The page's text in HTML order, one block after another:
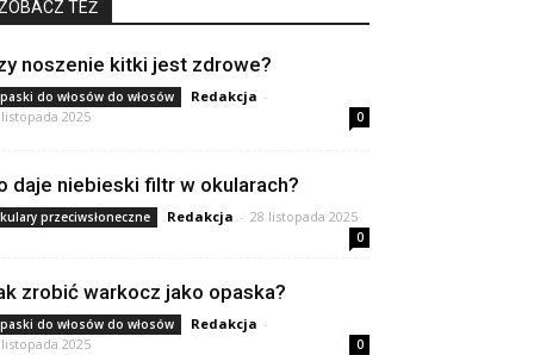
ZOBACZ TEŻ
noszenie kitki jest zdrowe?
do włosów do włosów Redakcja -
2025
0
daje niebieski filtr w okularach?
przeciwsłoneczne Redakcja - 28 listopada 2025
0
zrobić warkocz jako opaska?
do włosów do włosów Redakcja -
2025
0